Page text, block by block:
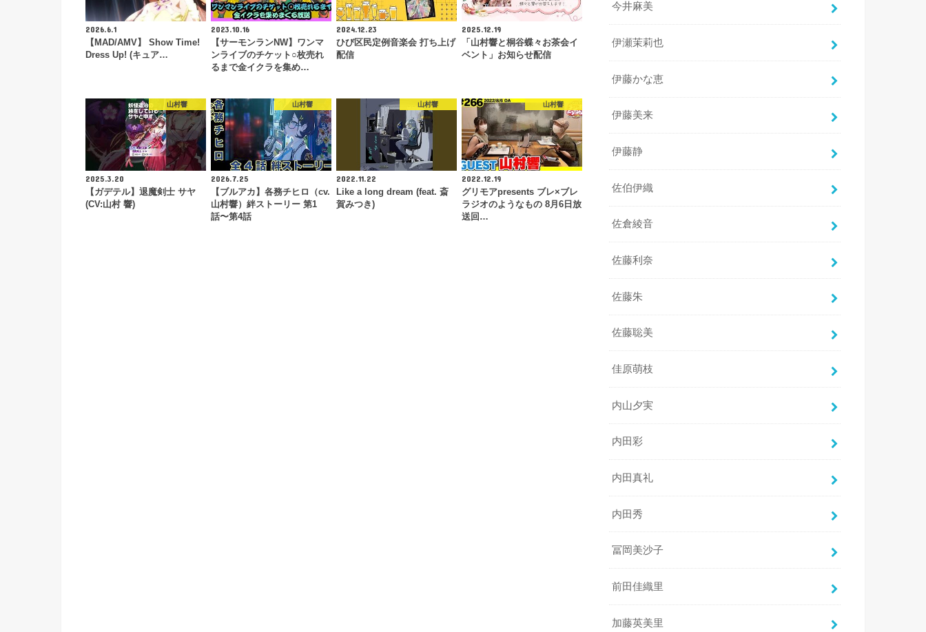
2026.6.1
【MAD/AMV】 Show Time!
Dress Up! (キュア…
2023.10.16
【サーモンランNW】ワンマ
ンライブのチケット○枚売れ
るまで金イクラを集め…
2024.12.23
ひび区民定例音楽会 打ち上げ
配信
2025.12.19
「山村響と桐谷蝶々お茶会イ
ベント」お知らせ配信
山村響
2025.3.20
【ガデテル】退魔剣士 サヤ
(CV:山村 響)
山村響
2026.7.25
【ブルアカ】各務チヒロ（cv.
山村響）絆ストーリー 第1
話〜第4話
山村響
2022.11.22
Like a long dream (feat. 斎
賀みつき)
山村響
2022.12.19
グリモアpresents ブレ×ブレ
ラジオのようなもの 8月6日放
送回…
今井麻美
伊瀬茉莉也
伊藤かな恵
伊藤美来
伊藤静
佐伯伊織
佐倉綾音
佐藤利奈
佐藤朱
佐藤聡美
佳原萌枝
内山夕実
内田彩
内田真礼
内田秀
冨岡美沙子
前田佳織里
加藤英美里